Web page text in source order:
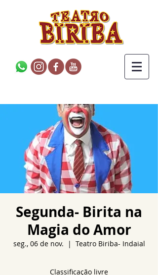
Segunda- Birita na
Magia do Amor
seg., 06 de nov.
  |
Teatro Biriba- Indaial